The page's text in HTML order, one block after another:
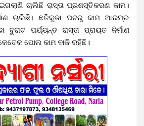
ଚାଲିଛି ରାସ୍ତା ପ୍ରଶସ୍ତିକରଣ କାମ।
ଚାଲିଛି। ଛତିକୁଡା ପଟରୁ କାମ ଆରମ୍ଭ
ବୁରାଟ ପର୍ଯ୍ୟନ୍ତ ରାସ୍ତା ପ୍ରାୟତ ନିର୍ମାଣ
ପୋଲ କାମ ବାକି ରହିଛି।